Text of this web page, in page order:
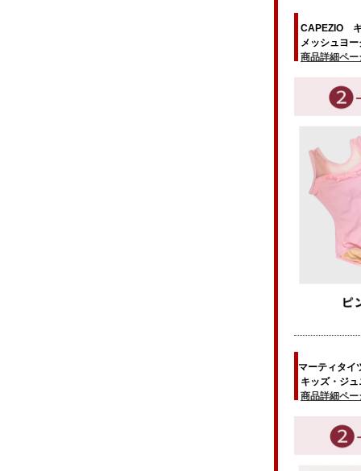
CAPEZIO
メッシュヨ
商品詳細ペー
マーティタ
キッズ・ジ
商品詳細ペー